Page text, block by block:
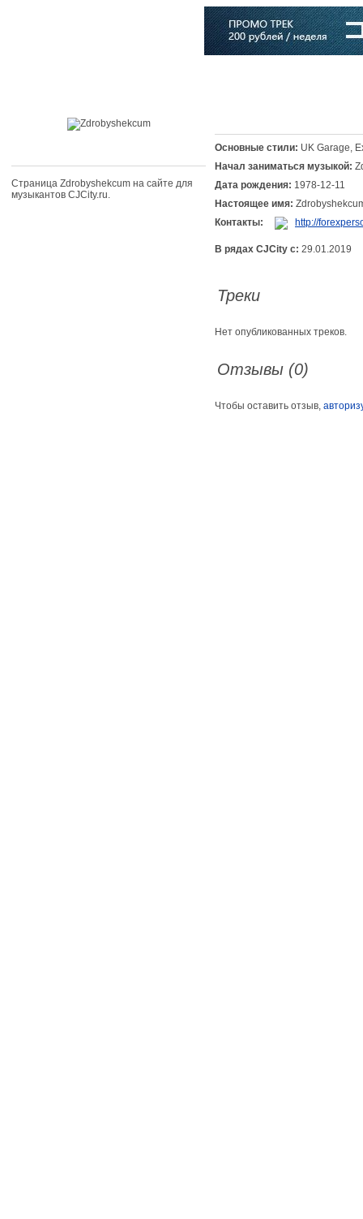
Страница Zdrobyshekcum на сайте для
музыкантов CJCity.ru.
Основные стили: UK Garage,
Начал заниматься музыкой:
Дата рождения: 1978-12-11
Настоящее имя:
Контакты:
http://
В рядах CJCity с: 29.01.2019
Треки
Нет опубликованных треков.
Отзывы (0)
Чтобы оставить отзыв,